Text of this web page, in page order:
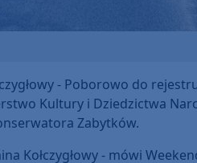
- Poborowo do
Kultury i Dziedzictwa
Zabytków.
Kołczygłowy - mówi